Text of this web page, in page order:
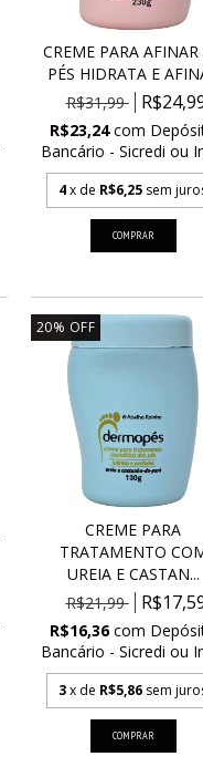
CREME PARA AFINAR
PÉS HIDRATA E
R$31,99
R$23,24com
Bancário - Sicredi ou
4x de R$6,25 sem
20% OFF
CREME PARA
TRATAMENTO
UREIA E CASTAN...
R$21,99
R$16,36com
Bancário - Sicredi ou
3x de R$5,86 sem